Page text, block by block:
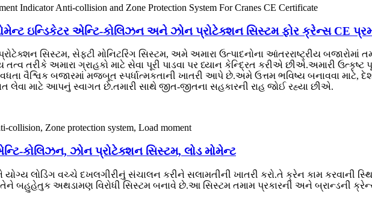
ઇન્ડિકેટર એન્ટિ-કોલિઝન અને ઝોન પ્રોટેક્શન સિસ્ટમ ફોર ક્રેન્સ CE
સિસ્ટમ, સેફ્ટી મોનિટરિંગ સિસ્ટમ, અમે અમારા ઉત્પાદનોના આંતરરાષ્ટ્રીય બજારોમાં
તરીકે અમારા ગ્રાહકો માટે સેવા પૂરી પાડવા પર ધ્યાન કેન્દ્રિત કરીએ છીએ.અમારી
વૈશ્વિક બજારમાં મજબૂત સ્પર્ધાત્મકતાની ખાતરી આપે છે.અમે ઉત્તમ ભવિષ્ય બનાવવા માટે,
લેવા માટે આપનું સ્વાગત છે.તમારી સાથે જીત-જીતના સહકારની રાહ જોઈ રહ્યા છીએ.
કોલિઝન, ઝોન પ્રોટેક્શન સિસ્ટમ, લોડ મોમેન્ટ
લોડિંગ વચ્ચે દખલગીરીનું સંચાલન કરીને સલામતીની ખાતરી કરો.તે ક્રેન કામ કરવાની
બહુહેતુક અથડામણ વિરોધી સિસ્ટમ બનાવે છે.આ સિસ્ટમ તમામ પ્રકારની અને બ્રાન્ડની